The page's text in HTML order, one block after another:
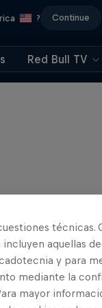
? Continue
Red Bull TV
técnicas.
aquellas de
y para
mediante la
mayor